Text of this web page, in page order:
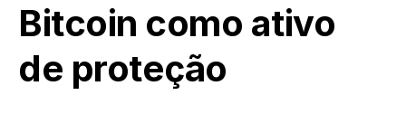
Bitcoin como ativo
de proteção